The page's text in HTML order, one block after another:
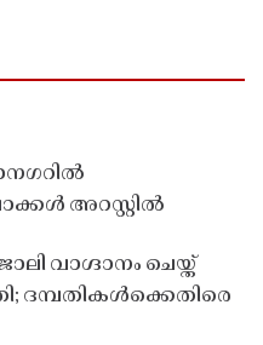
അറസ്റ്റിൽ
വാഗ്ദാനം ചെയ്ത്
ദമ്പതികൾക്കെതിരെ